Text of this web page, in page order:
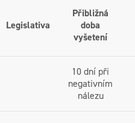
Legislativa
Přibližná
doba
vyšetení
10 dní při
negativním
nálezu